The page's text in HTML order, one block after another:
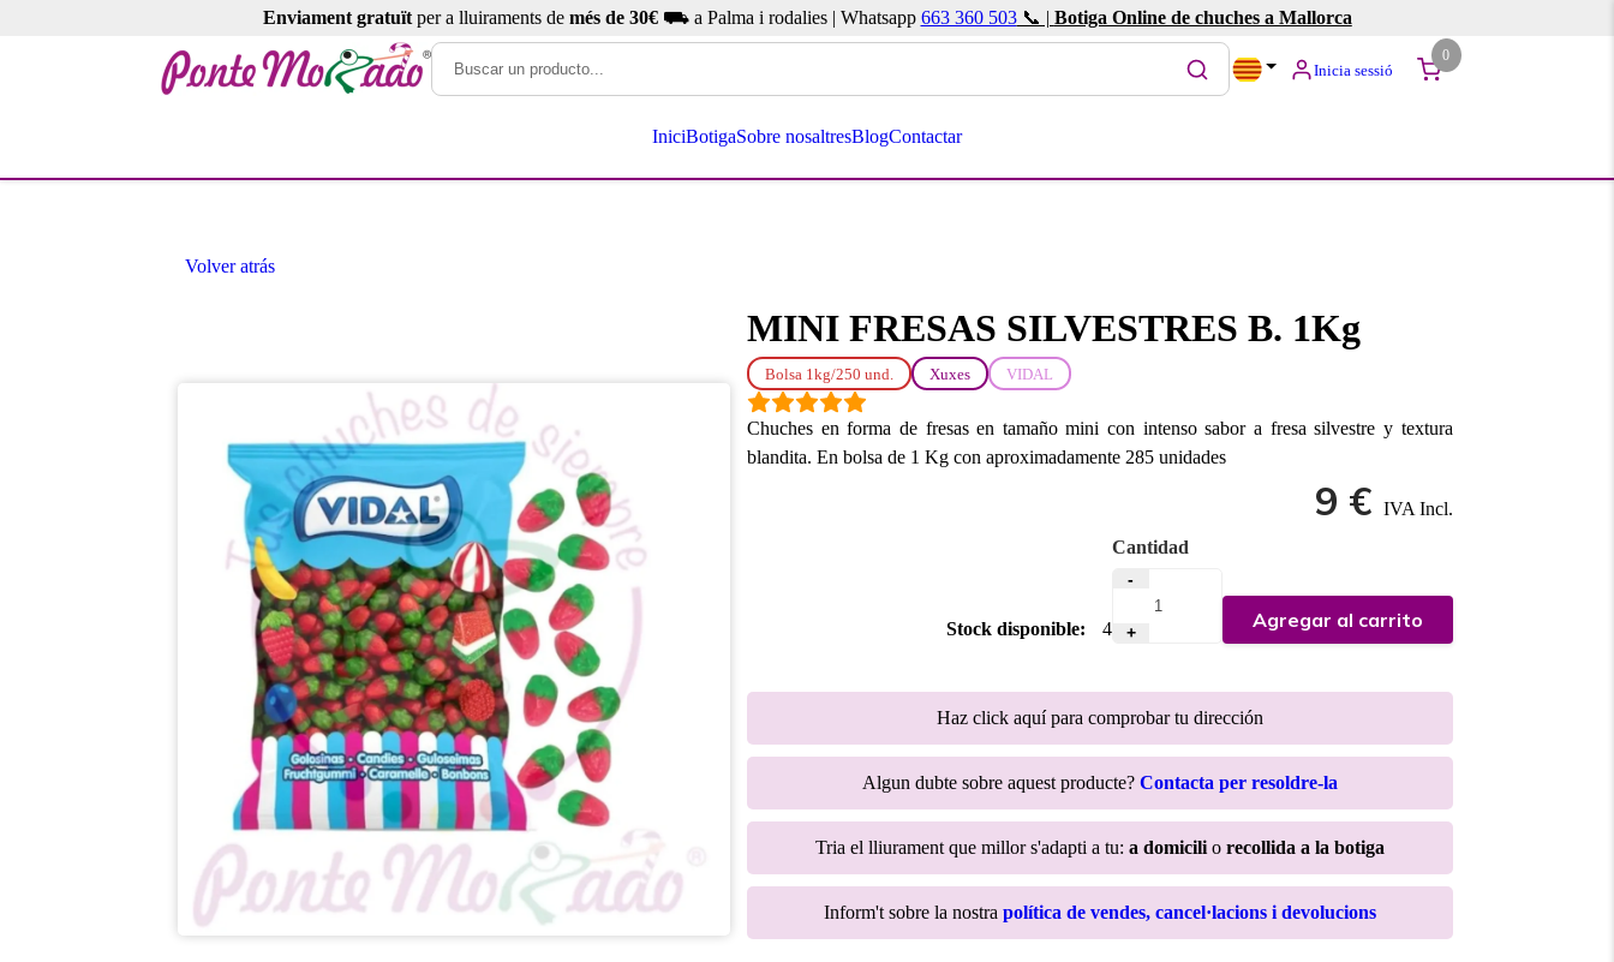
Enviament gratuïtper a lluiraments de més de 30€⛟ a Palma i rodalies | Whatsapp 663 360 503📞 | Botiga Online de chuches a Mallorca
Inicia sessió
0
IniciBotigaSobre nosaltresBlogContactar
Volver atrás
MINI FRESAS SILVESTRES B. 1Kg
Bolsa 1kg/250 und. Xuxes VIDAL
Chuches en forma de fresas en tamaño mini con intenso sabor a fresa silvestre y textura
blandita. En bolsa de 1 Kg con aproximadamente 285 unidades
9 € IVA Incl.
Stock disponible: 4
Cantidad
-
+
Agregar al carrito
Haz click aquí para comprobar tu dirección
Algun dubte sobre aquest producte? Contacta per resoldre-la
Tria el lliurament que millor s'adapti a tu: a domicilio recollida a la botiga
Inform't sobre la nostra política de vendes, cancel·lacions i devolucions